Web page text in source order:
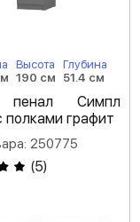
Высота
190 см
Глубина
51.4 см
Симпл
полками графит
250775
(5)